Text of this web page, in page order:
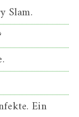
Slam.
Ein